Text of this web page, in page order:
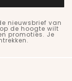
nieuwsbrief van
de hoogte wilt
promoties. Je